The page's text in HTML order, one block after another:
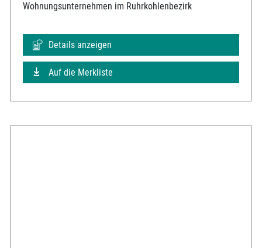
Wohnungsunternehmen im Ruhrkohlenbezirk
Details anzeigen
Auf die Merkliste